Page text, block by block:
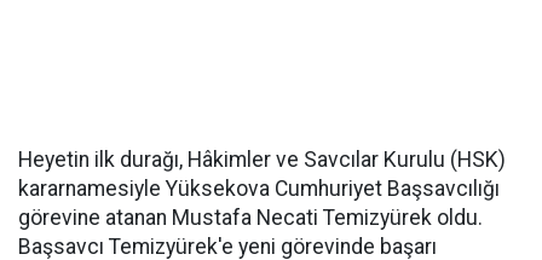
Heyetin ilk durağı, Hâkimler ve Savcılar Kurulu (HSK)
kararnamesiyle Yüksekova Cumhuriyet Başsavcılığı
görevine atanan Mustafa Necati Temizyürek oldu.
Başsavcı Temizyürek'e yeni görevinde başarı